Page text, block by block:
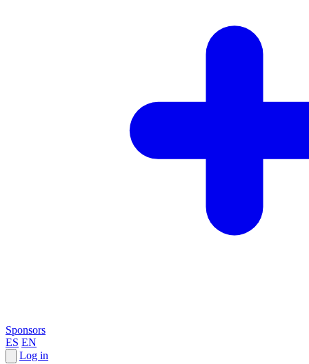
Sponsors
ES EN
Log in